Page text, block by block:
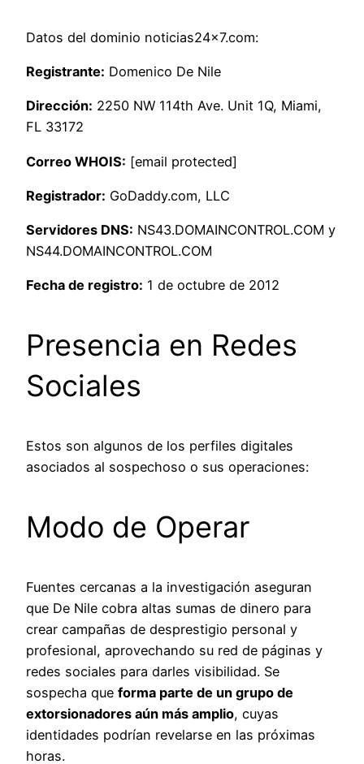
Datos del dominio noticias24x7.com:
Registrante: Domenico De Nile
Dirección: 2250 NW 114th Ave. Unit 1Q, Miami,
FL 33172
Correo WHOIS: [email protected]
Registrador: GoDaddy.com, LLC
Servidores DNS: NS43.DOMAINCONTROL.COM y
NS44.DOMAINCONTROL.COM
Fecha de registro: 1 de octubre de 2012
Presencia en Redes
Sociales
Estos son algunos de los perfiles digitales
asociados al sospechoso o sus operaciones:
Modo de Operar
Fuentes cercanas a la investigación aseguran
que De Nile cobra altas sumas de dinero para
crear campañas de desprestigio personal y
profesional, aprovechando su red de páginas y
redes sociales para darles visibilidad. Se
sospecha que forma parte de un grupo de
extorsionadores aún más amplio, cuyas
identidades podrían revelarse en las próximas
horas.